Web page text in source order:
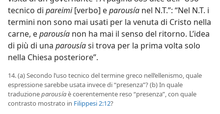
tecnico di pareimi[verbo] eparousía nel N.T.”: “Nel N.T. i
termini non sono mai usati per la venuta di Cristo nella
carne, eparousía non ha mai il senso del ritorno. L’idea
di più di una parousíasi trova per la prima volta solo
nella Chiesa posteriore”.
14. (a) Secondo l’uso tecnico del termine greco nell’ellenismo, quale
espressione sarebbe usata invece di “presenza”? (b) In quale
traduzioneparousíaè coerentemente reso “presenza”, con quale
contrasto mostrato in Filippesi 2:12?